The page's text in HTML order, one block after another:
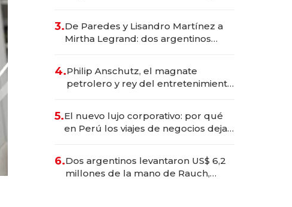
marcas "fast premium"
3.De Paredes y Lisandro Martínez a
Mirtha Legrand: dos argentinos
4.Philip Anschutz, el magnate
petrolero y rey del entretenimiento
5.El nuevo lujo corporativo: por qué
en Perú los viajes de negocios dejan
en experiencias transformadoras
6.Dos argentinos levantaron US$ 6,2
millones de la mano de Rauch,